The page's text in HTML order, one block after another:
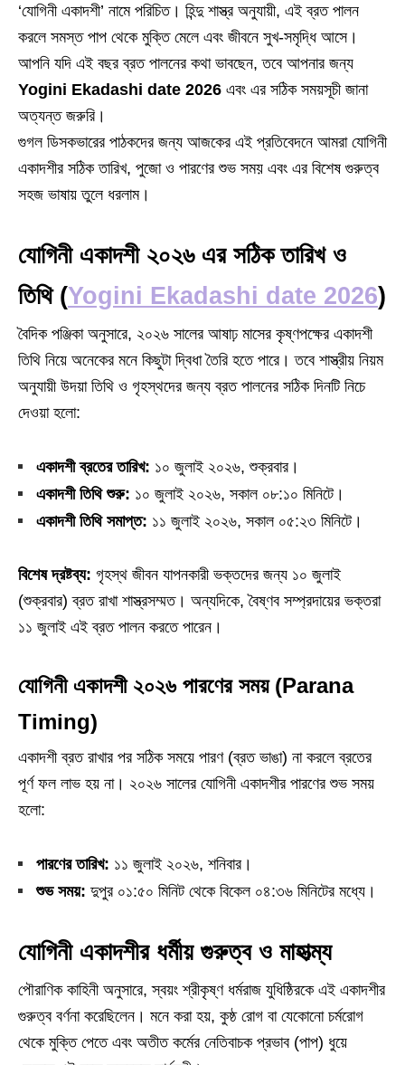
‘যোগিনী একাদশী’ নামে পরিচিত। হিন্দু শাস্ত্র অনুযায়ী, এই ব্রত পালন
করলে সমস্ত পাপ থেকে মুক্তি মেলে এবং জীবনে সুখ-সমৃদ্ধি আসে।
আপনি যদি এই বছর ব্রত পালনের কথা ভাবছেন, তবে আপনার জন্য
Yogini Ekadashi date 2026 এবং এর সঠিক সময়সূচী জানা
অত্যন্ত জরুরি।
গুগল ডিসকভারের পাঠকদের জন্য আজকের এই প্রতিবেদনে আমরা যোগিনী
একাদশীর সঠিক তারিখ, পুজো ও পারণের শুভ সময় এবং এর বিশেষ গুরুত্ব
সহজ ভাষায় তুলে ধরলাম।
যোগিনী একাদশী ২০২৬ এর সঠিক তারিখ ও
তিথি (Yogini Ekadashi date 2026)
বৈদিক পঞ্জিকা অনুসারে, ২০২৬ সালের আষাঢ় মাসের কৃষ্ণপক্ষের একাদশী
তিথি নিয়ে অনেকের মনে কিছুটা দ্বিধা তৈরি হতে পারে। তবে শাস্ত্রীয় নিয়ম
অনুযায়ী উদয়া তিথি ও গৃহস্থদের জন্য ব্রত পালনের সঠিক দিনটি নিচে
দেওয়া হলো:
একাদশী ব্রতের তারিখ: ১০ জুলাই ২০২৬, শুক্রবার।
একাদশী তিথি শুরু: ১০ জুলাই ২০২৬, সকাল ০৮:১০ মিনিটে।
একাদশী তিথি সমাপ্ত: ১১ জুলাই ২০২৬, সকাল ০৫:২৩ মিনিটে।
বিশেষ দ্রষ্টব্য: গৃহস্থ জীবন যাপনকারী ভক্তদের জন্য ১০ জুলাই
(শুক্রবার) ব্রত রাখা শাস্ত্রসম্মত। অন্যদিকে, বৈষ্ণব সম্প্রদায়ের ভক্তরা
১১ জুলাই এই ব্রত পালন করতে পারেন।
যোগিনী একাদশী ২০২৬ পারণের সময় (Parana
Timing)
একাদশী ব্রত রাখার পর সঠিক সময়ে পারণ (ব্রত ভাঙা) না করলে ব্রতের
পূর্ণ ফল লাভ হয় না। ২০২৬ সালের যোগিনী একাদশীর পারণের শুভ সময়
হলো:
পারণের তারিখ: ১১ জুলাই ২০২৬, শনিবার।
শুভ সময়: দুপুর ০১:৫০ মিনিট থেকে বিকেল ০৪:৩৬ মিনিটের মধ্যে।
যোগিনী একাদশীর ধর্মীয় গুরুত্ব ও মাহাত্ম্য
পৌরাণিক কাহিনী অনুসারে, স্বয়ং শ্রীকৃষ্ণ ধর্মরাজ যুধিষ্ঠিরকে এই একাদশীর
গুরুত্ব বর্ণনা করেছিলেন। মনে করা হয়, কুষ্ঠ রোগ বা যেকোনো চর্মরোগ
থেকে মুক্তি পেতে এবং অতীত কর্মের নেতিবাচক প্রভাব (পাপ) ধুয়ে